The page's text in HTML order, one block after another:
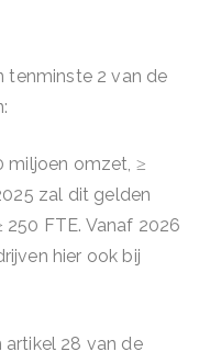
tenminste 2 van de
miljoen omzet, ≥
zal dit gelden
FTE. Vanaf 2026
hier ook bij
28 van de